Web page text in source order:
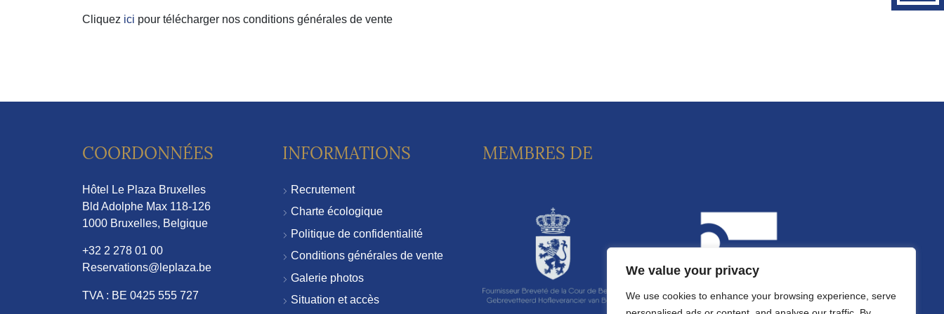
We value your privacy
We use cookies to enhance your browsing experience, serve
Cliquez ici pour télécharger nos conditions générales de vente
COORDONNÉES
Hôtel Le Plaza Bruxelles
Bld Adolphe Max 118-126
1000 Bruxelles, Belgique
+32 2 278 01 00
Reservations@leplaza.be
TVA : BE 0425 555 727
INFORMATIONS
Recrutement
Charte écologique
Politique de confidentialité
Conditions générales de vente
Galerie photos
Situation et accès
MEMBRES DE